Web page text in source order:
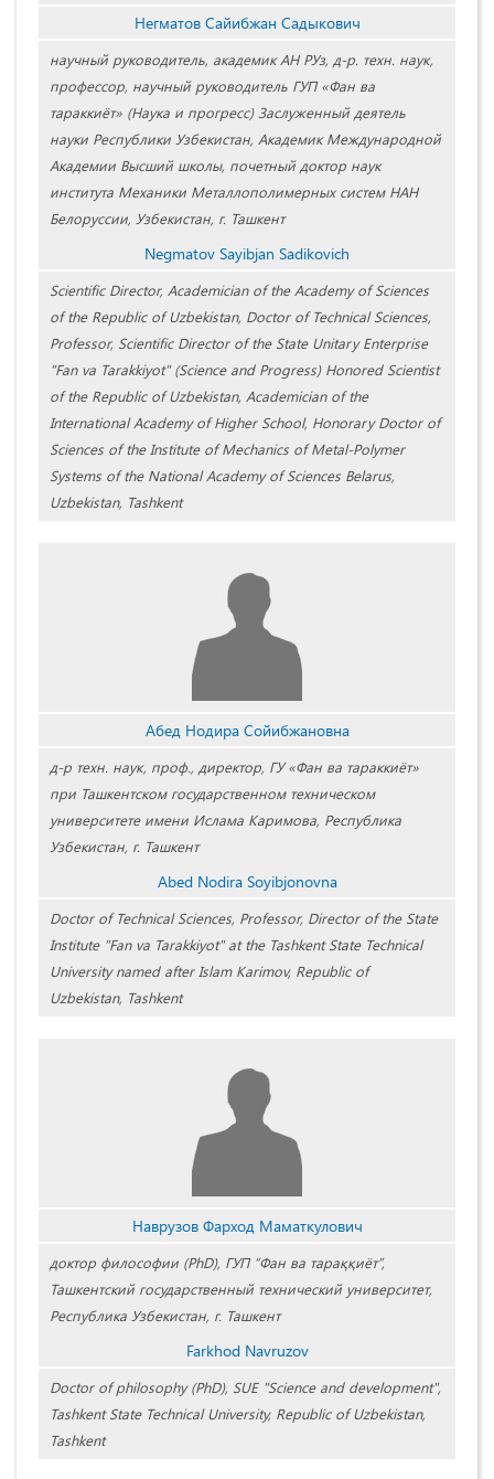
Негматов Сайибжан Садыкович
научный руководитель, академик АН РУз, д-р. техн. наук,
профессор, научный руководитель ГУП «Фан ва
тараккиёт» (Наука и прогресс) Заслуженный деятель
науки Республики Узбекистан, Академик Международной
Академии Высший школы, почетный доктор наук
института Механики Металлополимерных систем НАН
Белоруссии, Узбекистан, г. Ташкент
Negmatov Sayibjan Sadikovich
Scientific Director, Academician of the Academy of Sciences
of the Republic of Uzbekistan, Doctor of Technical Sciences,
Professor, Scientific Director of the State Unitary Enterprise
"Fan va Tarakkiyot" (Science and Progress) Honored Scientist
of the Republic of Uzbekistan, Academician of the
International Academy of Higher School, Honorary Doctor of
Sciences of the Institute of Mechanics of Metal-Polymer
Systems of the National Academy of Sciences Belarus,
Uzbekistan, Tashkent
Абед Нодира Сойибжановна
д-р техн. наук, проф., директор, ГУ «Фан ва тараккиёт»
при Ташкентском государственном техническом
университете имени Ислама Каримова, Республика
Узбекистан, г. Ташкент
Abed Nodira Soyibjonovna
Doctor of Technical Sciences, Professor, Director of the State
Institute "Fan va Tarakkiyot" at the Tashkent State Technical
University named after Islam Karimov, Republic of
Uzbekistan, Tashkent
Наврузов Фарход Маматкулович
доктор философии (PhD), ГУП “Фан ва тараққиёт”,
Ташкентский государственный технический университет,
Республика Узбекистан, г. Ташкент
Farkhod Navruzov
Doctor of philosophy (PhD), SUE "Science and development",
Tashkent State Technical University, Republic of Uzbekistan,
Tashkent